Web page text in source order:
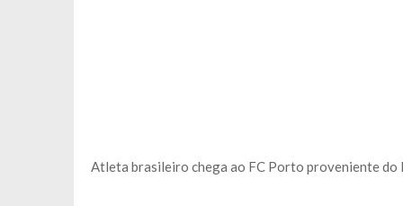
Atleta brasileiro chega ao FC Porto proveniente do